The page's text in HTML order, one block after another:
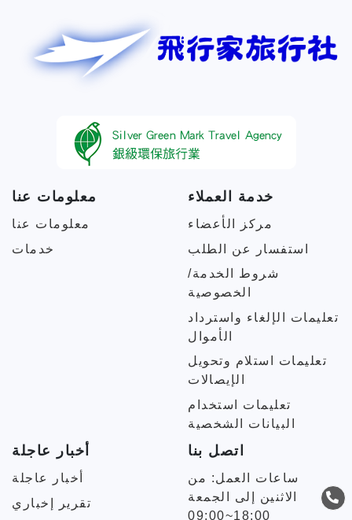
معلومات عنا
معلومات عنا
خدمات
خدمة العملاء
مركز الأعضاء
استفسار عن الطلب
شروط الخدمة/
الخصوصية
تعليمات الإلغاء واسترداد
الأموال
تعليمات استلام وتحويل
الإيصالات
تعليمات استخدام
البيانات الشخصية
أخبار عاجلة
أخبار عاجلة
تقرير إخباري
اتصل بنا
ساعات العمل: من
الاثنين إلى الجمعة
09:00~18:00